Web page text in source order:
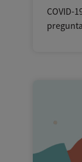
COVID-